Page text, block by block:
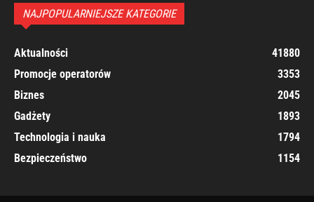
NAJPOPULARNIEJSZE KATEGORIE
Aktualności
41880
Promocje operatorów
3353
Biznes
2045
Gadżety
1893
Technologia i nauka
1794
Bezpieczeństwo
1154